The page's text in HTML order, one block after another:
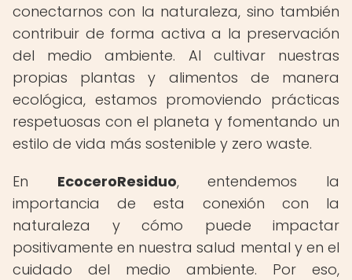
conectarnos con la naturaleza, sino también
contribuir de forma activa a la preservación
del medio ambiente. Al cultivar nuestras
propias plantas y alimentos de manera
ecológica, estamos promoviendo prácticas
respetuosas con el planeta y fomentando un
estilo de vida más sostenible y zero waste.
En EcoceroResiduo, entendemos la
importancia de esta conexión con la
naturaleza y cómo puede impactar
positivamente en nuestra salud mental y en el
cuidado del medio ambiente. Por eso,